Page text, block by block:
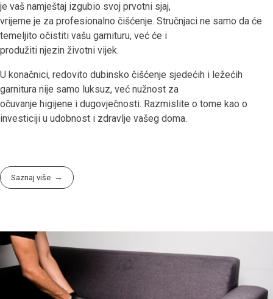
je vaš namještaj izgubio svoj prvotni sjaj,
vrijeme je za profesionalno čišćenje. Stručnjaci ne samo da će
temeljito očistiti vašu garnituru, već će i
produžiti njezin životni vijek.
U konačnici, redovito dubinsko čišćenje sjedećih i ležećih
garnitura nije samo luksuz, već nužnost za
očuvanje higijene i dugovječnosti. Razmislite o tome kao o
investiciji u udobnost i zdravlje vašeg doma.
Saznaj više